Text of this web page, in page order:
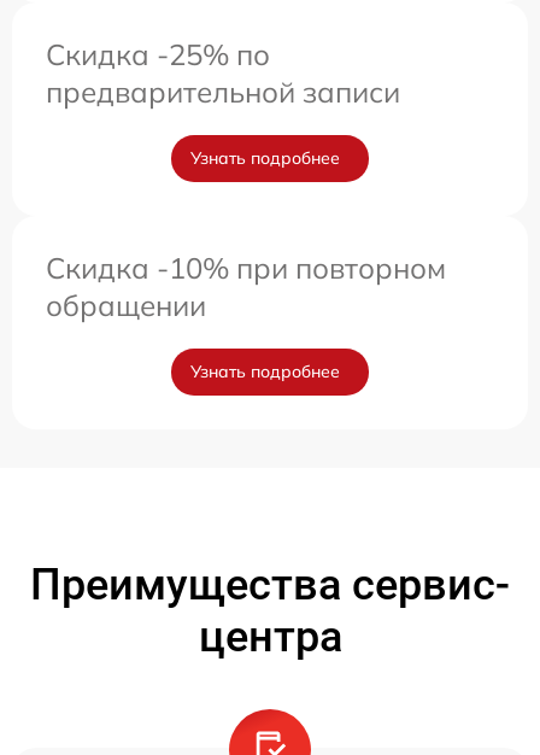
Скидка -25% по
предварительной записи
Узнать подробнее
Скидка -10% при повторном
обращении
Узнать подробнее
Преимущества сервис-
центра